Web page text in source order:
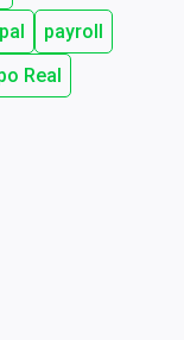
payroll
Real